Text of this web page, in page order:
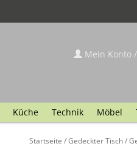
Küche Technik Möbel
Mein Konto
Startseite /Gedeckter Tisch/